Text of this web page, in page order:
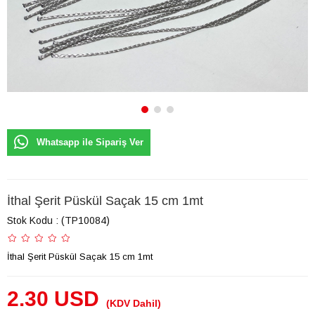
Whatsapp ile Sipariş Ver
İthal Şerit Püskül Saçak 15 cm 1mt
Stok Kodu (TP10084)
İthal Şerit Püskül Saçak 15 cm 1mt
2.30 USD (KDV Dahil)